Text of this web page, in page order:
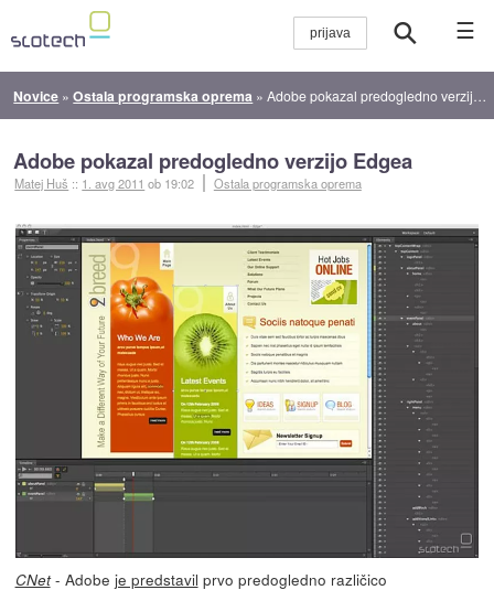
☰
Novice »Ostala programska oprema »Adobe pokazal predogledno verzijo Edgea
Adobe pokazal predogledno verzijo Edgea
Matej Huš :: 1. avg 2011 ob 19:02 Ostala programska oprema
CNet- Adobe je predstavil prvo predogledno različico